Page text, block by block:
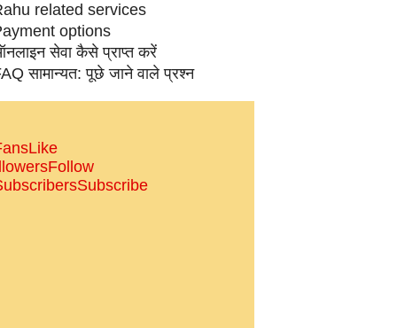
related services
options
सेवा कैसे प्राप्‍त करें
सामान्‍यत: पूछे जाने वाले प्रश्‍न
Like
Follow
Subscribe